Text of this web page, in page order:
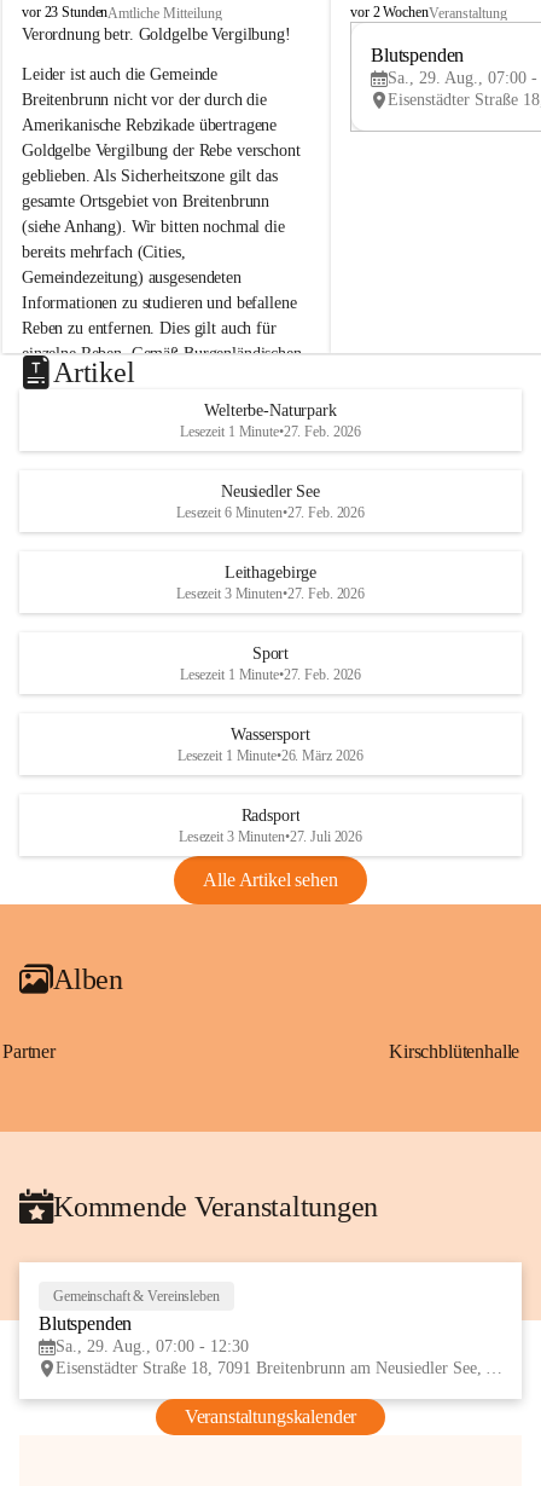
B
r
i
t
e
n
b
r
u
n
n
a
m
N
e
u
s
d
S
vor 23 StundenAmtliche Mitteilung
Verordnung betr. Goldgelbe Vergilbung!
Leider ist auch die Gemeinde
Breitenbrunn nicht vor der durch die
Amerikanische Rebzikade übertragene
Goldgelbe Vergilbung der Rebe verschont
geblieben. Als Sicherheitszone gilt das
gesamte Ortsgebiet von Breitenbrunn
(siehe Anhang). Wir bitten nochmal die
bereits mehrfach (Cities,
Gemeindezeitung) ausgesendeten
Informationen zu studieren und befallene
Reben zu entfernen. Dies gilt auch für
einzelne Reben. Gemäß Burgenländischen
Weinbaugesetz sind nicht gepflegte oder
unzulässige Weingärten zu roden! Bitte
helfen wir zusammen um unsere Winzer
vor den prognostizierten Ernteausfällen
und den daraus folgenden wirtschaftlichen
Maßnahmen zur Bekämpfung
Rebe und der Amerikanischen
Anhang VBl. EU Nr. 18
1 Seite•1,4 MB
VBl. EU Nr. 18_2026
B
e
u
e
d
r
S
vor 2 WochenVeranstaltung
Blutspenden
Sa., 29. Aug., 07:00 -
Artikel
Welterbe-Naturpark
Lesezeit 1 Minute•27. Feb. 2026
Neusiedler See
Lesezeit 6 Minuten•27. Feb. 2026
Leithagebirge
Lesezeit 3 Minuten•27. Feb. 2026
Sport
Lesezeit 1 Minute•27. Feb. 2026
Wassersport
Lesezeit 1 Minute•26. März 2026
Radsport
Lesezeit 3 Minuten•27. Juli 2026
Alle Artikel sehen
Alben
Partner Kirschblütenhalle
Kommende Veranstaltungen
Gemeinschaft & Vereinsleben
Blutspenden
Sa., 29. Aug., 07:00 - 12:30
Eisenstädter Straße 18, 7091 Breitenbrunn am Neusiedler See, AUT
Veranstaltungskalender